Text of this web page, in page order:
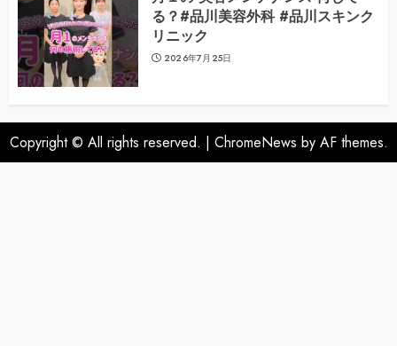
る？#品川美容外科 #品川スキンク
リニック
2026年7月25日
Copyright © All rights reserved. | ChromeNews by AF themes.